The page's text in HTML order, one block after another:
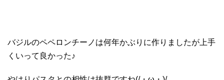
バジルのペペロンチーノは何年かぶりに作りましたが上手
くいって良かった♪